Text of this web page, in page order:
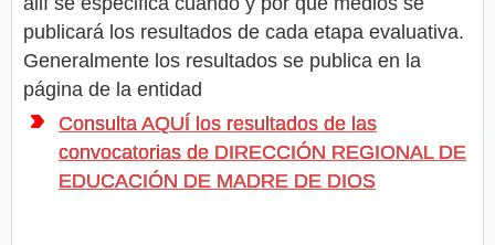
publicará los resultados de cada etapa evaluativa.
Generalmente los resultados se publica en la
página de la entidad
Consulta AQUÍ los resultados de las
convocatorias de DIRECCIÓN REGIONAL DE
EDUCACIÓN DE MADRE DE DIOS